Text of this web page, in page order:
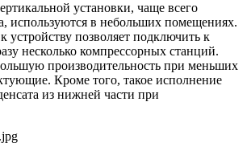
установки, чаще всего
используются в небольших помещениях.
устройству позволяет подключить к
несколько компрессорных станций.
производительность при меньших
Кроме того, такое исполнение
из нижней части при